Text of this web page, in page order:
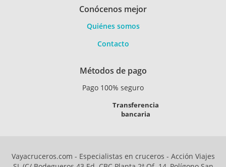
Conócenos mejor
Quiénes somos
Contacto
Métodos de pago
Pago 100% seguro
Transferencia
bancaria
Vayacruceros.com - Especialistas en cruceros - Acción Viajes